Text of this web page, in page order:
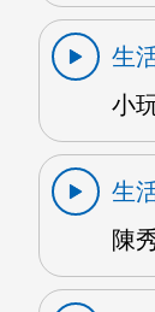
生
小
生
陳